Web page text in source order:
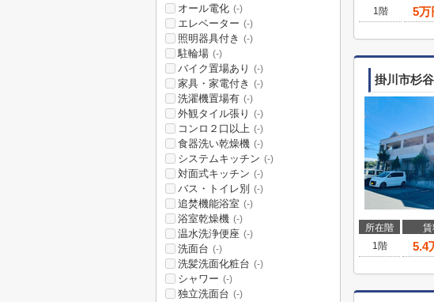
1階
5万
掛川市杉
所在階
1階
5.4
オール電化 (-)
エレベーター (-)
照明器具付き (-)
駐輪場 (-)
バイク置場あり (-)
家具・家電付き (-)
洗濯機置場有 (-)
外観タイル張り (-)
コンロ２口以上 (-)
食器洗い乾燥機 (-)
システムキッチン (-)
対面式キッチン (-)
バス・トイレ別 (-)
追焚機能浴室 (-)
浴室乾燥機 (-)
温水洗浄便座 (-)
洗面台 (-)
洗髪洗面化粧台 (-)
シャワー (-)
独立洗面台 (-)